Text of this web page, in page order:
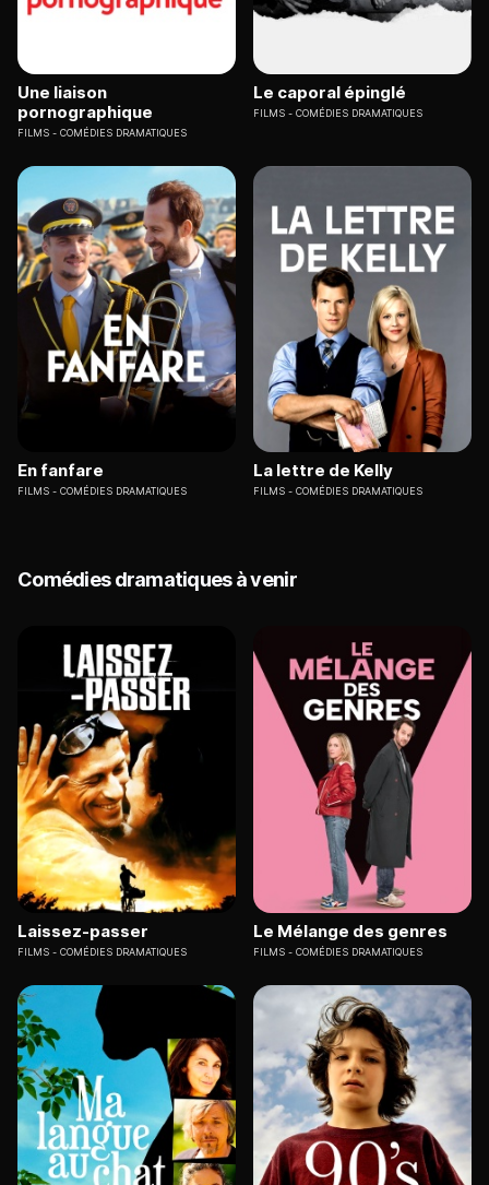
Une liaison
pornographique
FILMS COMÉDIES DRAMATIQUES
Le caporal épinglé
FILMS COMÉDIES DRAMATIQUES
En fanfare
FILMS COMÉDIES DRAMATIQUES
La lettre de Kelly
FILMS COMÉDIES DRAMATIQUES
Comédies dramatiques à venir
Laissez-passer
FILMS COMÉDIES DRAMATIQUES
Le Mélange des genres
FILMS COMÉDIES DRAMATIQUES